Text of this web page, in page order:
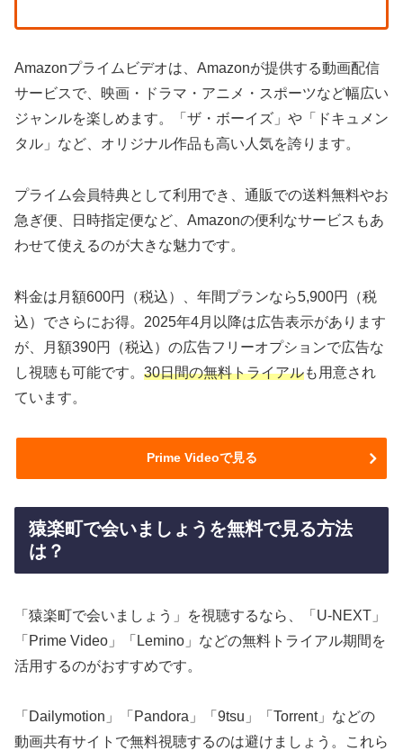
Amazonプライムビデオは、Amazonが提供する動画配信
サービスで、映画・ドラマ・アニメ・スポーツなど幅広い
ジャンルを楽しめます。「ザ・ボーイズ」や「ドキュメン
タル」など、オリジナル作品も高い人気を誇ります。
プライム会員特典として利用でき、通販での送料無料やお
急ぎ便、日時指定便など、Amazonの便利なサービスもあ
わせて使えるのが大きな魅力です。
料金は月額600円（税込）、年間プランなら5,900円（税
込）でさらにお得。2025年4月以降は広告表示があります
が、月額390円（税込）の広告フリーオプションで広告な
し視聴も可能です。 30日間の無料トライアルも用意され
ています。
Prime Videoで見る
猿楽町で会いましょうを無料で見る方法
は？
「猿楽町で会いましょう」を視聴するなら、「U-NEXT」
「Prime Video」「Lemino」などの無料トライアル期間を
活用するのがおすすめです。
「Dailymotion」「Pandora」「9tsu」「Torrent」などの
動画共有サイトで無料視聴するのは避けましょう。これら